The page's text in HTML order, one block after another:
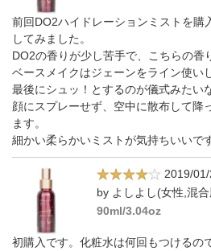
前回DO2ハイドレーションミストを購
してみました。
DO2の香りが少し苦手で、こちらの香
ベースメイクはジェーンをライン使い
最後にシュッ！とするのが儀式みたい
顔にスプレーせず、空中に散布して降
ます。
細かい柔らかいミストが気持ちいいです
2019/
by よしよし(女性,混
90ml/3.04oz
初購入です。化粧水は何回もつけるの